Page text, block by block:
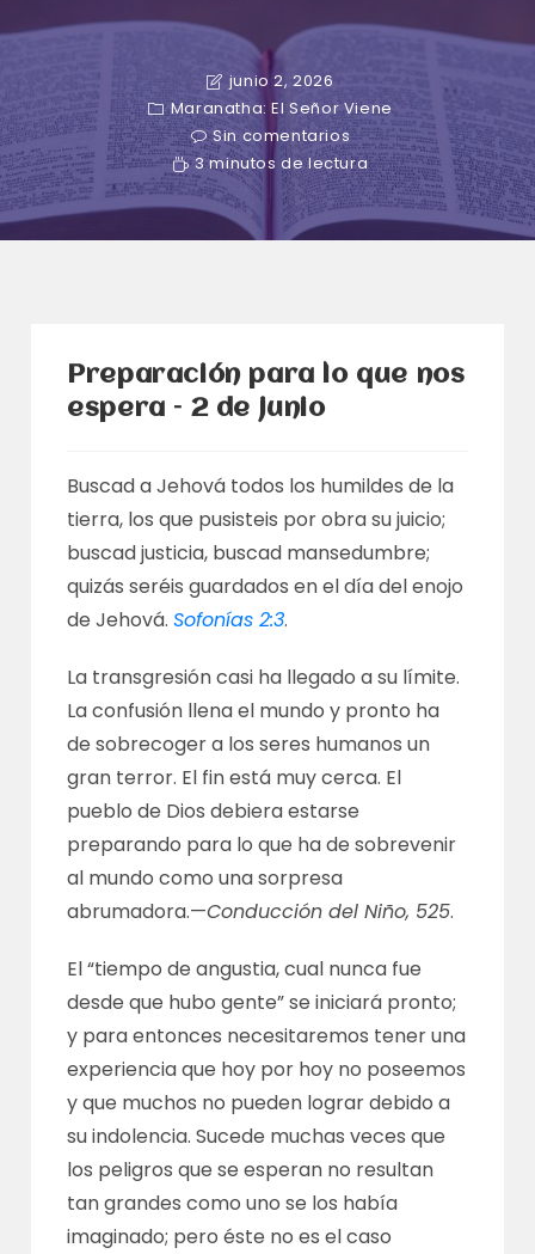
junio 2, 2026
Maranatha: El Señor Viene
Sin comentarios
3 minutos de lectura
Preparación para lo que nos
espera – 2 de junio
Buscad a Jehová todos los humildes de la
tierra, los que pusisteis por obra su juicio;
buscad justicia, buscad mansedumbre;
quizás seréis guardados en el día del enojo
de Jehová.Sofonías 2:3.
La transgresión casi ha llegado a su límite.
La confusión llena el mundo y pronto ha
de sobrecoger a los seres humanos un
gran terror. El fin está muy cerca. El
pueblo de Dios debiera estarse
preparando para lo que ha de sobrevenir
al mundo como una sorpresa
abrumadora.—Conducción del Niño, 525.
El “tiempo de angustia, cual nunca fue
desde que hubo gente” se iniciará pronto;
y para entonces necesitaremos tener una
experiencia que hoy por hoy no poseemos
y que muchos no pueden lograr debido a
su indolencia. Sucede muchas veces que
los peligros que se esperan no resultan
tan grandes como uno se los había
imaginado; pero éste no es el caso